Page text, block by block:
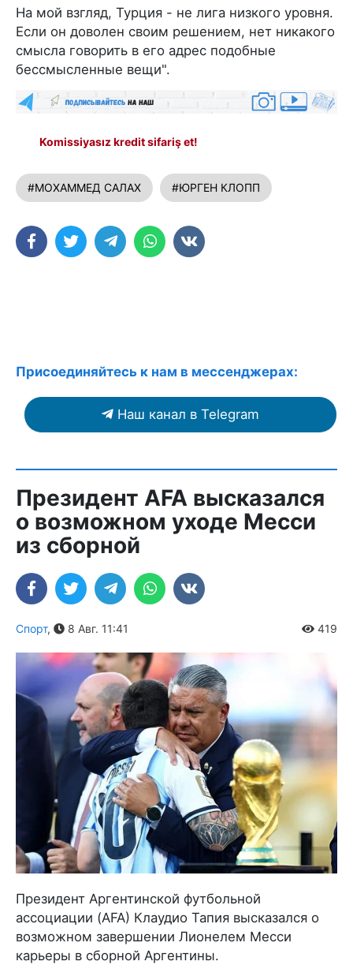
На мой взгляд, Турция - не лига низкого уровня.
Если он доволен своим решением, нет никакого
смысла говорить в его адрес подобные
бессмысленные вещи".
Komissiyasız kredit sifariş et!
#МОХАММЕД САЛАХ #ЮРГЕН КЛОПП
Присоединяйтесь к нам в мессенджерах:
Наш канал в Telegram
Президент AFA высказался
о возможном уходе Месси
из сборной
Спорт, 8 Авг. 11:41 419
Президент Аргентинской футбольной
ассоциации (AFA) Клаудио Тапия высказался о
возможном завершении Лионелем Месси
карьеры в сборной Аргентины.